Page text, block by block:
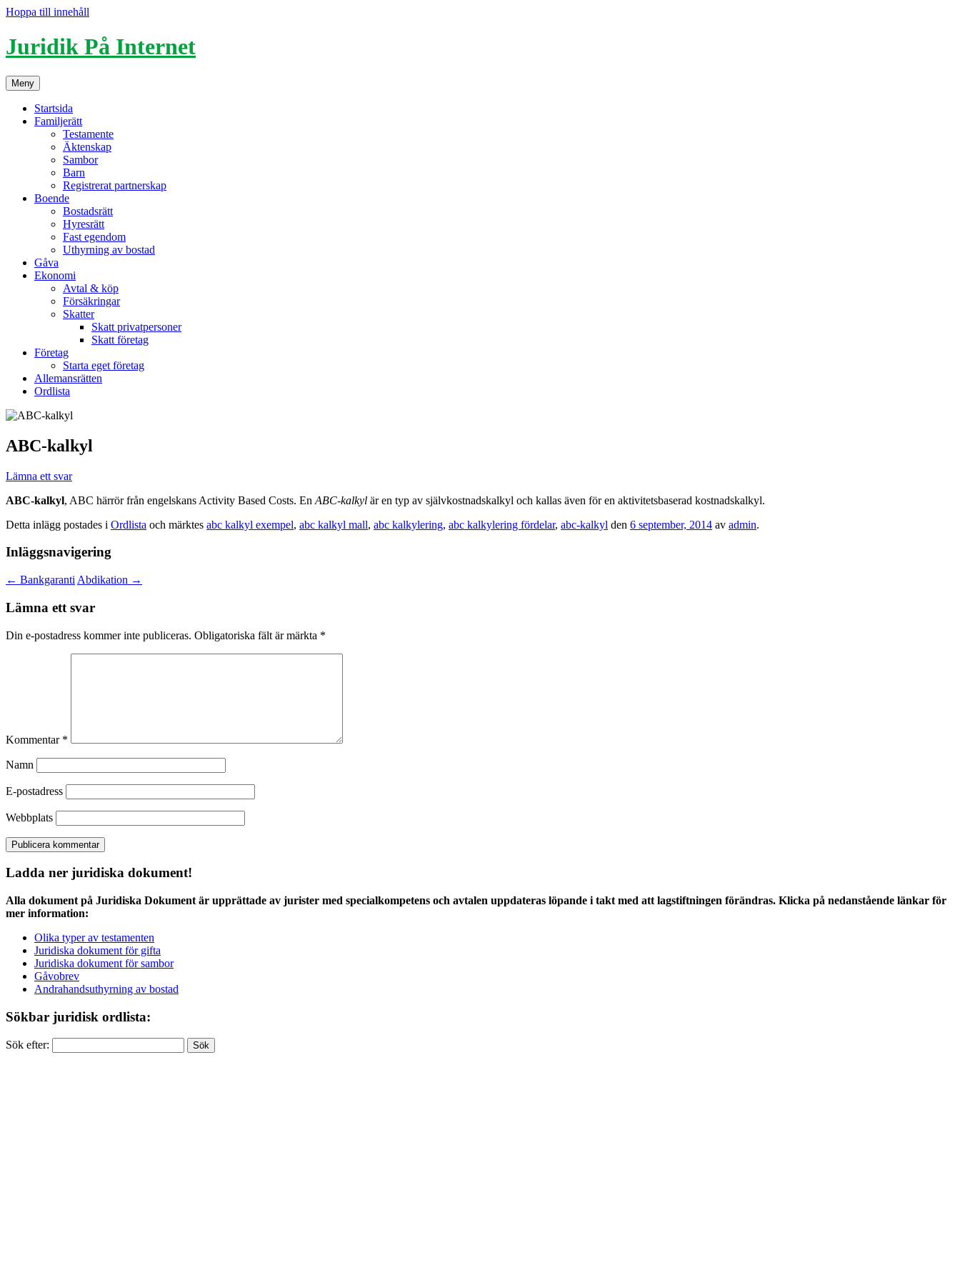
Hoppa till innehåll
Juridik På Internet
Meny
Startsida
Familjerätt
Testamente
Äktenskap
Sambor
Barn
Registrerat partnerskap
Boende
Bostadsrätt
Hyresrätt
Fast egendom
Uthyrning av bostad
Gåva
Ekonomi
Avtal & köp
Försäkringar
Skatter
Skatt privatpersoner
Skatt företag
Företag
Starta eget företag
Allemansrätten
Ordlista
ABC-kalkyl
Lämna ett svar
ABC-kalkyl, ABC härrör från engelskans Activity Based Costs. En ABC-kalkyl är en typ av självkostnadskalkyl och kallas även för en aktivitetsbaserad kostnadskalkyl.
Detta inlägg postades i Ordlista och märktes abc kalkyl exempel, abc kalkyl mall, abc kalkylering, abc kalkylering fördelar, abc-kalkyl den 6 september, 2014 av admin.
Inläggsnavigering
← Bankgaranti Abdikation →
Lämna ett svar
Din e-postadress kommer inte publiceras. Obligatoriska fält är märkta *
Kommentar *
Namn
E-postadress
Webbplats
Ladda ner juridiska dokument!
Alla dokument på Juridiska Dokument är upprättade av jurister med specialkompetens och avtalen uppdateras löpande i takt med att lagstiftningen förändras. Klicka på nedanstående länkar för
mer information:
Olika typer av testamenten
Juridiska dokument för gifta
Juridiska dokument för sambor
Gåvobrev
Andrahandsuthyrning av bostad
Sökbar juridisk ordlista:
Sök efter: